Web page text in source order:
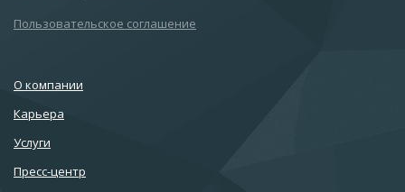
Пользовательское соглашение
О компании
Карьера
Услуги
Пресс-центр